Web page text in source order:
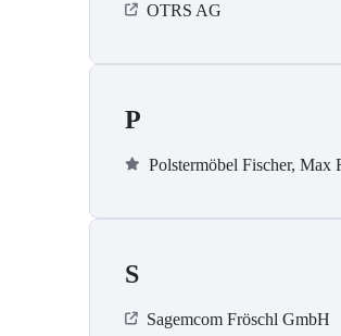
OTRS AG
P
Polstermöbel Fischer, Max
S
Sagemcom Fröschl GmbH